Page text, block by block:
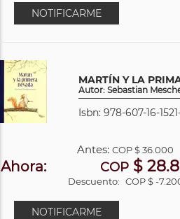
NOTIFICARME
MARTÍN Y LA
Autor: Sebastian
Isbn: 978-607-16-
Antes:COP$ 36.000
Ahora: COP$
Descuento: COP $ -
NOTIFICARME